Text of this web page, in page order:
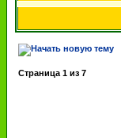
Страница 1 из 7